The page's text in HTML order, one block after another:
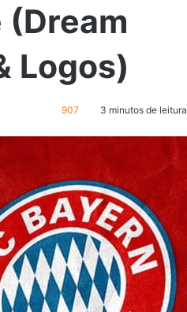
(Dream
Logos)
907 3 minutos de leitura